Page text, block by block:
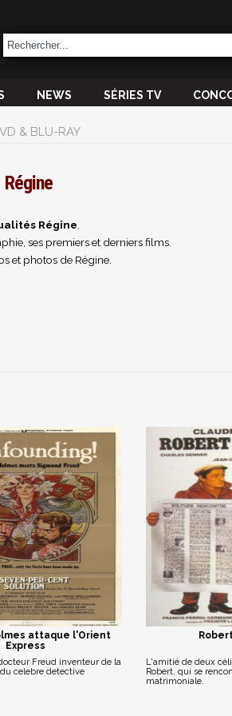
NEWS SÉRIES TV
& BLU-RAY
Régine
Régine
ses premiers et derniers films.
et photos de Régine.
attaque l'Orient
Express
Freud inventeur de la
celebre detective
L'amitié de deux
Robert, qui se
matrimoniale.